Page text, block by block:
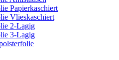
Papierkaschiert
Vlieskaschiert
2-Lagig
3-Lagig